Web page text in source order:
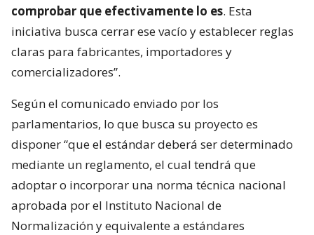
comprobar que efectivamente lo es. Esta
iniciativa busca cerrar ese vacío y establecer reglas
claras para fabricantes, importadores y
comercializadores”.
Según el comunicado enviado por los
parlamentarios, lo que busca su proyecto es
disponer “que el estándar deberá ser determinado
mediante un reglamento, el cual tendrá que
adoptar o incorporar una norma técnica nacional
aprobada por el Instituto Nacional de
Normalización y equivalente a estándares